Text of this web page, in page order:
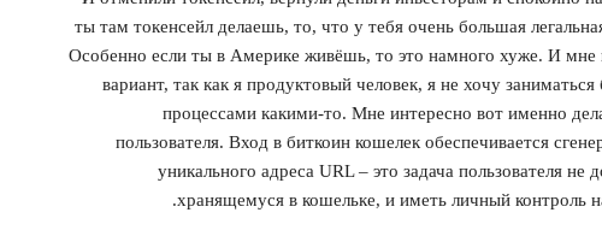
ты там токенсейл делаешь, то, что у тебя очень большая
Особенно если ты в Америке живёшь, то это намного хуже. И мне
вариант, так как я продуктовый человек, я не хочу
процессами какими-то. Мне интересно вот именно
пользователя. Вход в биткоин кошелек обеспечивается
уникального адреса URL – это задача пользователя
хранящемуся в кошельке, и иметь личный контроль